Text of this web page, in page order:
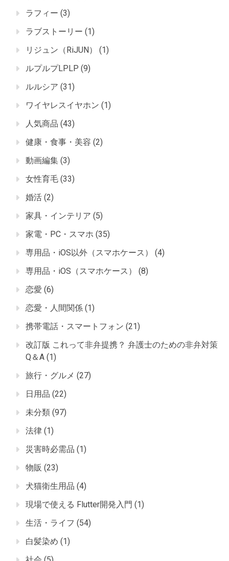
ラフィー (3)
ラブストーリー (1)
リジュン（RiJUN）
(1)
ルプルプLPLP (9)
ルルシア (31)
ワイヤレスイヤホン (1)
人気商品 (43)
健康・食事・美容 (2)
動画編集 (3)
女性育毛 (33)
婚活 (2)
家具・インテリア (5)
家電・PC・スマホ (35)
専用品・iOS以外（スマホケース）
(4)
専用品・iOS（スマホケース）
(8)
恋愛 (6)
恋愛・人間関係 (1)
携帯電話・スマートフォン (21)
改訂版 これって非弁提携？ 弁護士のための非弁対策
Q＆A (1)
旅行・グルメ (27)
日用品 (22)
未分類 (97)
法律 (1)
災害時必需品 (1)
物販 (23)
犬猫衛生用品 (4)
現場で使える Flutter開発入門 (1)
生活・ライフ (54)
白髪染め (1)